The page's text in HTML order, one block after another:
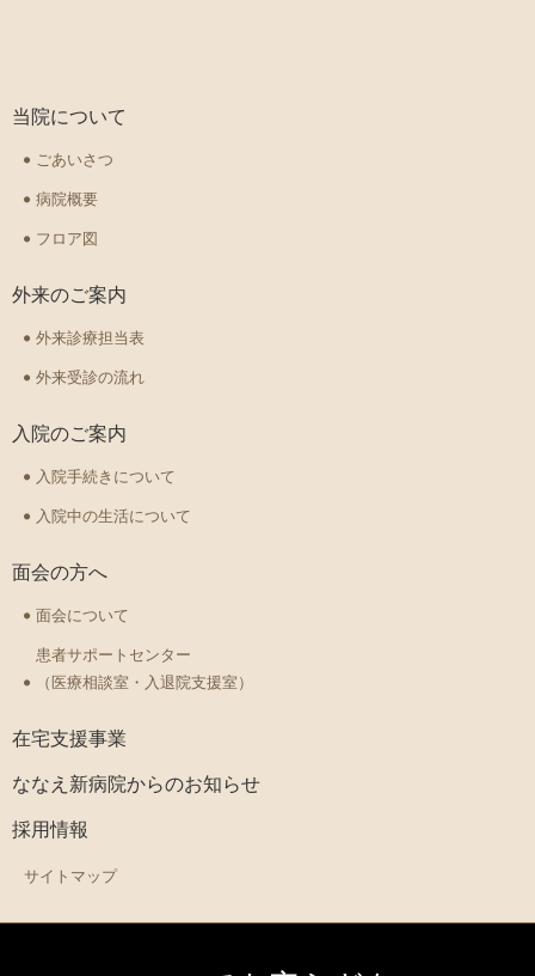
当院について
ごあいさつ
病院概要
フロア図
外来のご案内
外来診療担当表
外来受診の流れ
入院のご案内
入院手続きについて
入院中の生活について
面会の方へ
面会について
患者サポートセンター
（医療相談室・入退院支援室）
在宅支援事業
ななえ新病院からのお知らせ
採用情報
サイトマップ